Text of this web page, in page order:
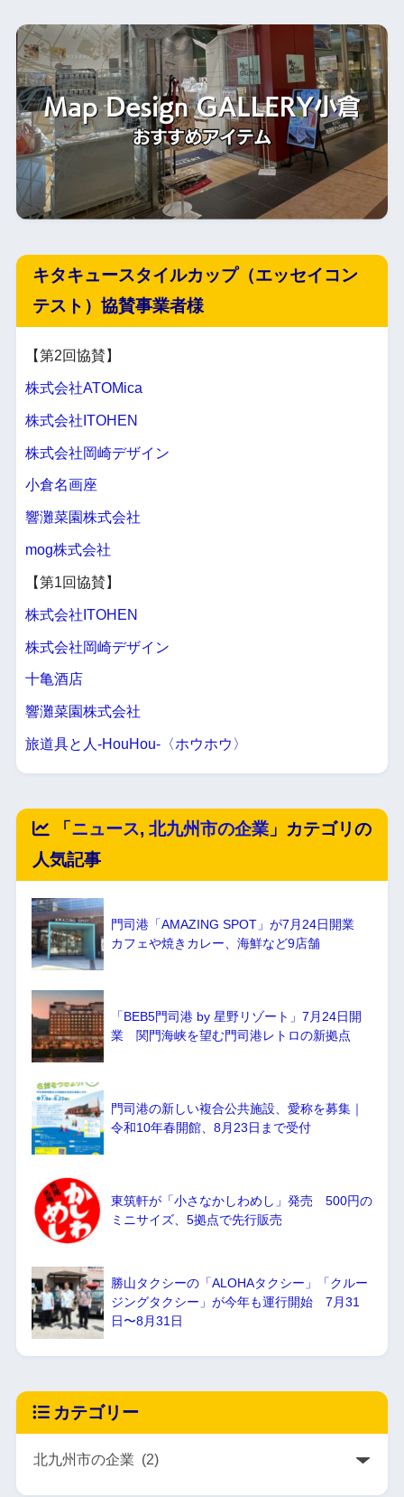
キタキュースタイルカップ（エッセイコン
テスト）協賛事業者様
【第2回協賛】
株式会社ATOMica
株式会社ITOHEN
株式会社岡崎デザイン
小倉名画座
響灘菜園株式会社
mog株式会社
【第1回協賛】
株式会社ITOHEN
株式会社岡崎デザイン
十亀酒店
響灘菜園株式会社
旅道具と人-HouHou-〈ホウホウ〉
「 ニュース, 北九州市の企業」カテゴリの
人気記事
門司港「AMAZING SPOT」が7月24日開業
カフェや焼きカレー、海鮮など9店舗
「BEB5門司港 by 星野リゾート」7月24日開
業 関門海峡を望む門司港レトロの新拠点
門司港の新しい複合公共施設、愛称を募集｜
令和10年春開館、8月23日まで受付
東筑軒が「小さなかしわめし」発売 500円の
ミニサイズ、5拠点で先行販売
勝山タクシーの「ALOHAタクシー」「クルー
ジングタクシー」が今年も運行開始 7月31
日〜8月31日
カテゴリー